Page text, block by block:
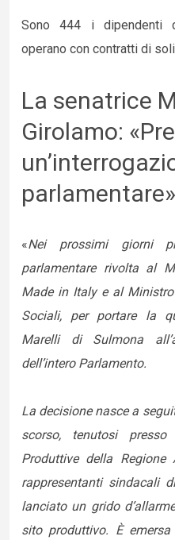
Sono 444 i dipendenti
operano con contratti di
La senatrice
Girolamo:
parlamentare»
«Nei prossimi giorni
parlamentare rivolta al
Made in Italy e al
Sociali, per portare la
Marelli di Sulmona
dell’intero Parlamento.
La decisione nasce a
scorso, tenutosi presso
Produttive della
rappresentanti sindacali
lanciato un grido
sito produttivo. È